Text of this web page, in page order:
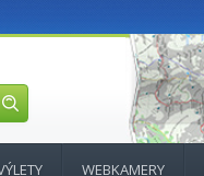
WEBKAMERY